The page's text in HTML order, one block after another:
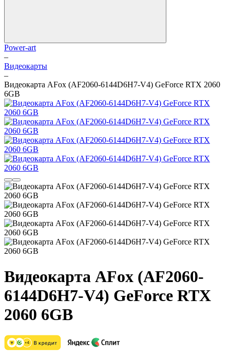
Power-art
–
Видеокарты
–
Видеокарта AFox (AF2060-6144D6H7-V4) GeForce RTX 2060
6GB
Видеокарта AFox (AF2060-
6144D6H7-V4) GeForce RTX
2060 6GB